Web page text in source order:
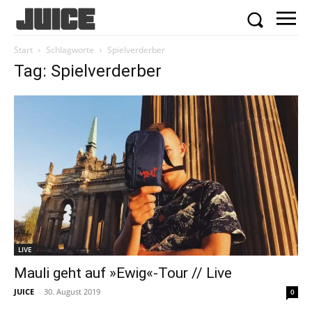
Start Schlagworte Spielverderber
Tag: Spielverderber
LIVE
Mauli geht auf »Ewig«-Tour // Live
JUICE - 30. August 2019 0